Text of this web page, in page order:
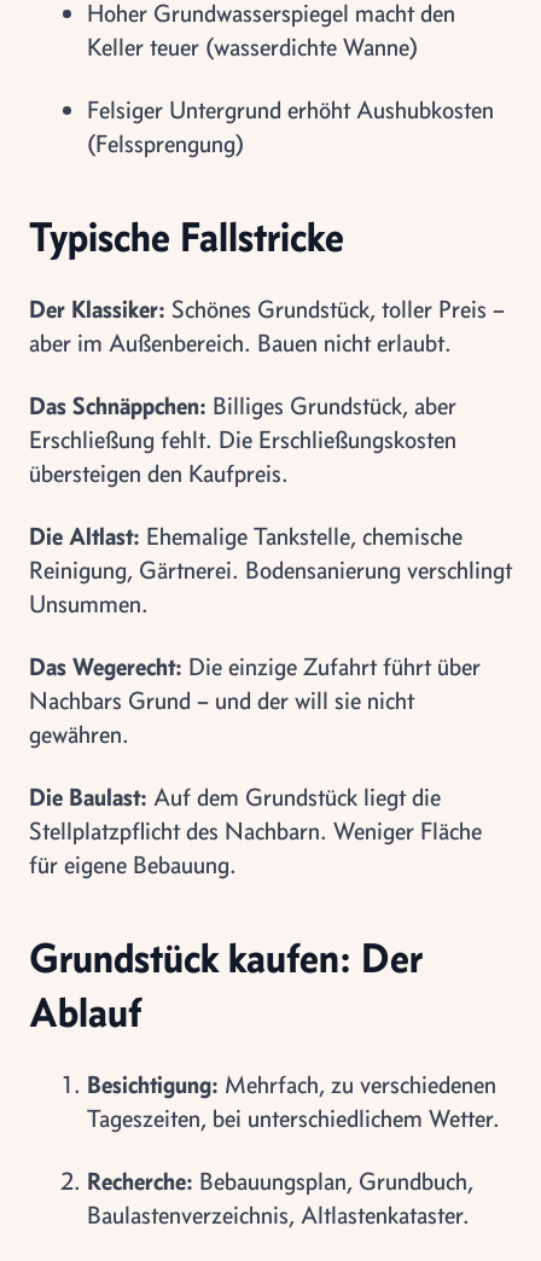
Hoher Grundwasserspiegel macht den
Keller teuer (wasserdichte Wanne)
Felsiger Untergrund erhöht Aushubkosten
(Felssprengung)
Typische Fallstricke
Der Klassiker: Schönes Grundstück, toller Preis –
aber im Außenbereich. Bauen nicht erlaubt.
Das Schnäppchen: Billiges Grundstück, aber
Erschließung fehlt. Die Erschließungskosten
übersteigen den Kaufpreis.
Die Altlast: Ehemalige Tankstelle, chemische
Reinigung, Gärtnerei. Bodensanierung verschlingt
Unsummen.
Das Wegerecht: Die einzige Zufahrt führt über
Nachbars Grund – und der will sie nicht
gewähren.
Die Baulast: Auf dem Grundstück liegt die
Stellplatzpflicht des Nachbarn. Weniger Fläche
für eigene Bebauung.
Grundstück kaufen: Der
Ablauf
Besichtigung: Mehrfach, zu verschiedenen
Tageszeiten, bei unterschiedlichem Wetter.
Recherche: Bebauungsplan, Grundbuch,
Baulastenverzeichnis, Altlastenkataster.